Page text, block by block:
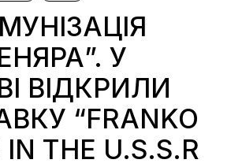
У
ВІДКРИЛИ
“FRANKO
THE U.S.S.R